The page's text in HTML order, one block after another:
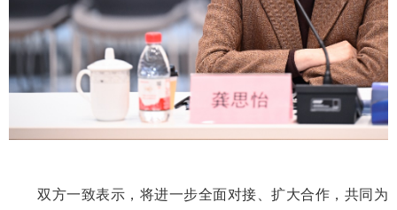
双方一致表示，将进一步全面对接、扩大合作，共同为